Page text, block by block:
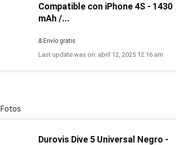
Compatible con iPhone 4S - 1430
mAh /...
& Envío gratis
Last update was on: abril 12, 2025 12:16 am
Fotos
Durovis Dive 5 Universal Negro -